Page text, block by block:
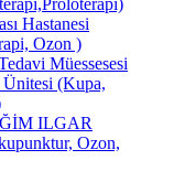
Hastanesi
Ozon )
Müessesesi
(Kupa,
ILGAR
Ozon,